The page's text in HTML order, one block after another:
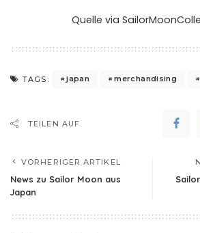
Quelle via
TAGS: japan merchandising
TEILEN AUF
VORHERIGER ARTIKEL
News zu Sailor Moon aus
Japan